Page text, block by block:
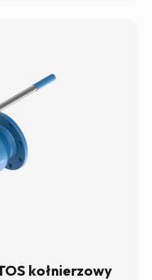
kołnierzowy